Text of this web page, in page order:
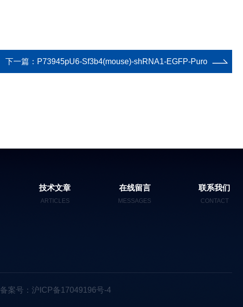
下一篇： P73945pU6-Sf3b4(mouse)-shRNA1-EGFP-Puro
技术文章
ARTICLES
在线留言
MESSAGES
联系我们
CONTACT
备案号：沪ICP备17049196号-4